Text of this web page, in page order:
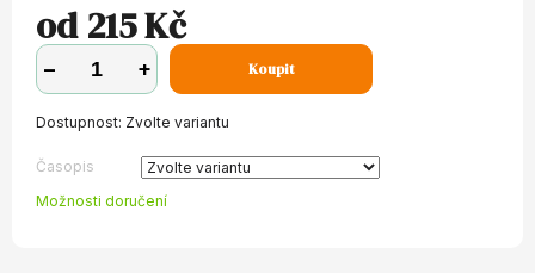
od215 Kč
+
− Koupit
Dostupnost: Zvolte variantu
Časopis
Možnosti doručení